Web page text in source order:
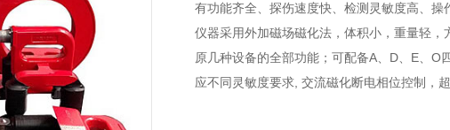
有功能齐全、探伤速度快、检测灵敏度高、操
仪器采用外加磁场磁化法，体积小，重量轻
原几种设备的全部功能；可配备A、D、E、O
应不同灵敏度要求, 交流磁化断电相位控制，